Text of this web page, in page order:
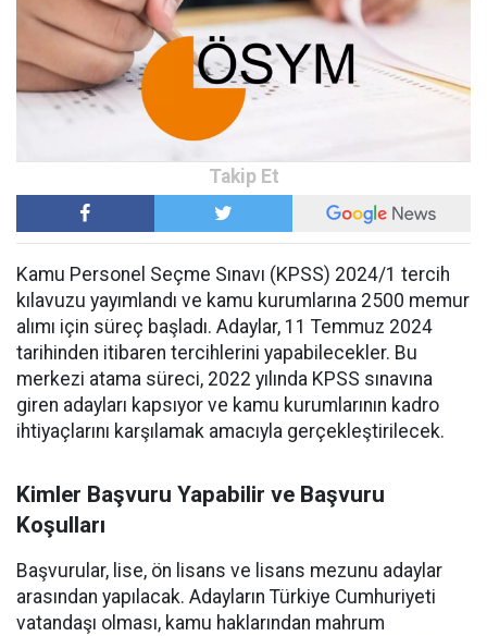
Kamu Personel Seçme Sınavı (KPSS) 2024/1 tercih
kılavuzu yayımlandı ve kamu kurumlarına 2500 memur
alımı için süreç başladı. Adaylar, 11 Temmuz 2024
tarihinden itibaren tercihlerini yapabilecekler. Bu
merkezi atama süreci, 2022 yılında KPSS sınavına
giren adayları kapsıyor ve kamu kurumlarının kadro
ihtiyaçlarını karşılamak amacıyla gerçekleştirilecek.
Kimler Başvuru Yapabilir ve Başvuru
Koşulları
Başvurular, lise, ön lisans ve lisans mezunu adaylar
arasından yapılacak. Adayların Türkiye Cumhuriyeti
vatandaşı olması, kamu haklarından mahrum